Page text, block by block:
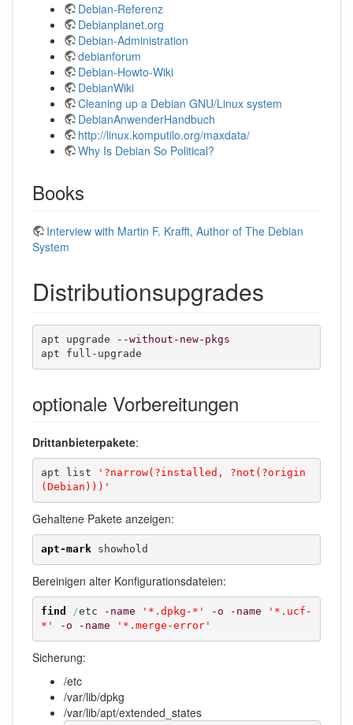
Debian-Referenz
Debianplanet.org
Debian-Administration
debianforum
Debian-Howto-Wiki
DebianWiki
Cleaning up a Debian GNU/Linux system
DebianAnwenderHandbuch
http://linux.komputilo.org/maxdata/
Why Is Debian So Political?
Books
Interview with Martin F. Krafft, Author of The Debian
System
Distributionsupgrades
apt upgrade
--without-new-pkgs
apt full-upgrade
optionale Vorbereitungen
Drittanbieterpakete:
apt list
'?narrow(?installed, ?not(?origin
(Debian)))'
Gehaltene Pakete anzeigen:
apt-mark showhold
Bereinigen alter Konfigurationsdateien:
find /etc -name '*.dpkg-*' -o -name
'*.ucf-
*'
-o -name '*.merge-error'
Sicherung:
/etc
/var/lib/dpkg
/var/lib/apt/extended_states